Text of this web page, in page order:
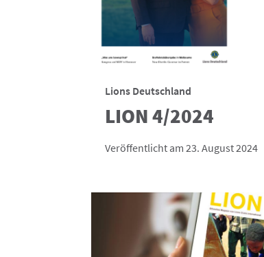
Lions Deutschland
LION 4/2024
Veröffentlicht am 23. August 2024